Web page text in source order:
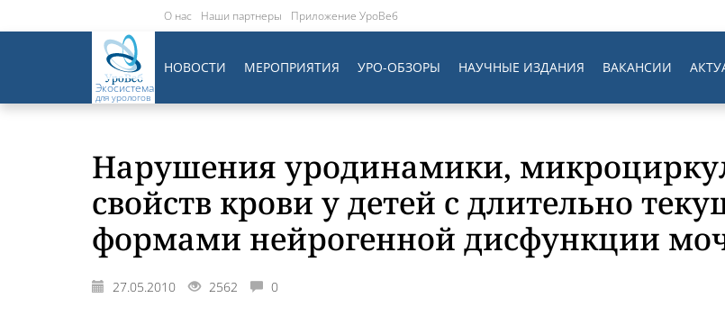
О нас Наши партнеры Приложение УроВеб
Экосистема
для урологов
НОВОСТИ МЕРОПРИЯТИЯ УРО-ОБЗОРЫ НАУЧНЫЕ ИЗДАНИЯ ВАКАНСИИ
Нарушения уродинамики,
свойств крови у детей с длительно
формами нейрогенной дисфункции
27.05.2010 2562 0